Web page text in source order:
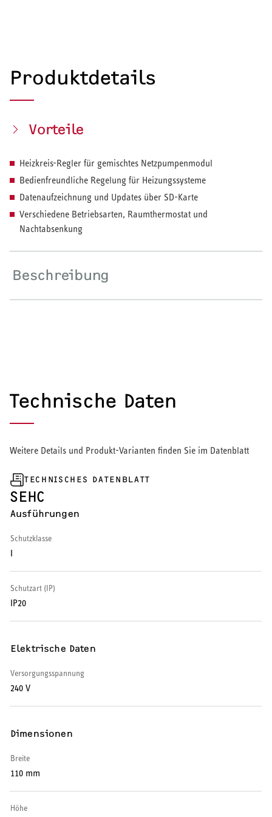
Nachtspeicherheizung
WARMWASSER
Durchlauferhitzer
Wohnungsstationen
Lüftungsanlagen
SERVICE
Produktdetails
Vorteile
Heizkreis-Regler für gemischtes Netzpumpenmodul
Bedienfreundliche Regelung für Heizungssysteme
Datenaufzeichnung und Updates über SD-Karte
Verschiedene Betriebsarten, Raumthermostat und
Nachtabsenkung
Beschreibung
Technische Daten
Weitere Details und Produkt-Varianten finden Sie im Datenblatt
TECHNISCHES DATENBLATT
SEHC
Ausführungen
Schutzklasse
I
Schutzart (IP)
IP20
Elektrische Daten
Versorgungsspannung
240 V
Dimensionen
Breite
110 mm
Höhe